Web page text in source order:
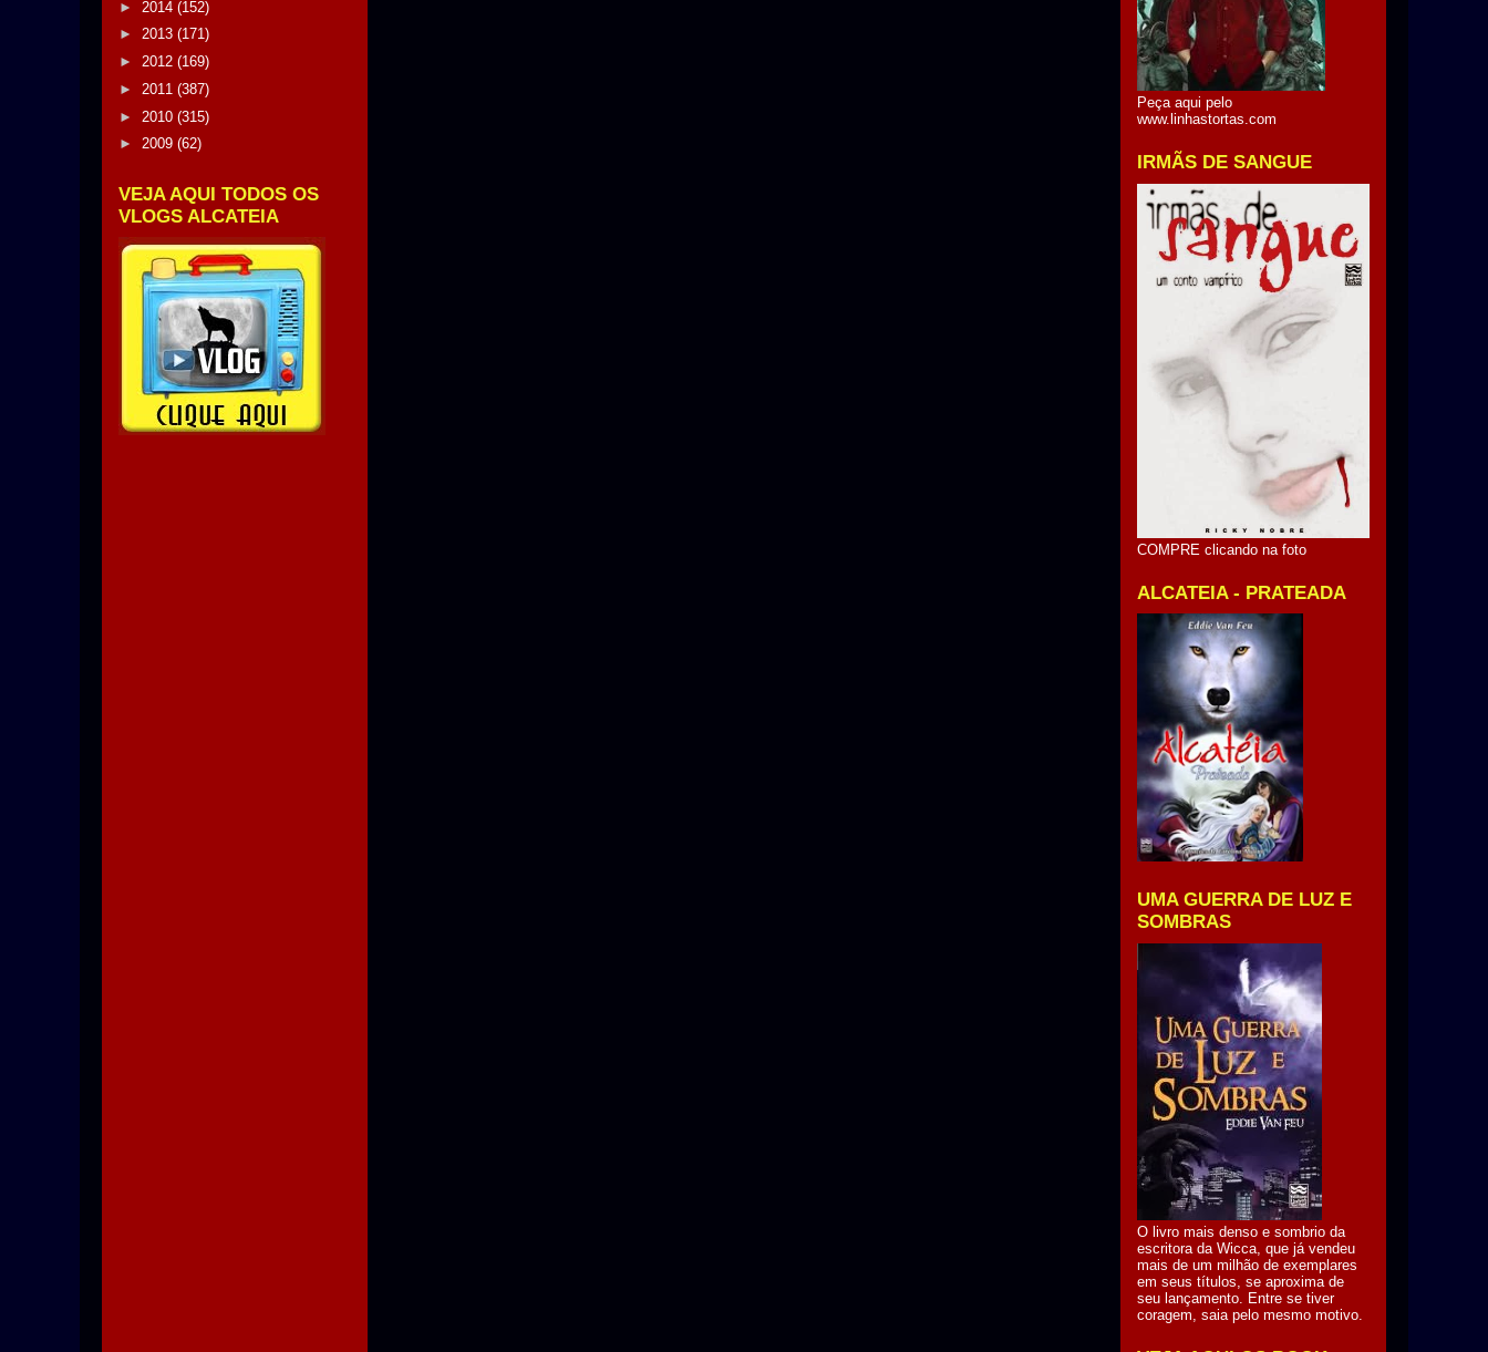
► 2014 (152)
► 2013 (171)
► 2012 (169)
► 2011 (387)
► 2010 (315)
► 2009 (62)
VEJA AQUI TODOS OS
VLOGS ALCATEIA
Peça aqui pelo
www.linhastortas.com
IRMÃS DE SANGUE
COMPRE clicando na foto
ALCATEIA - PRATEADA
UMA GUERRA DE LUZ E
SOMBRAS
O livro mais denso e sombrio da
escritora da Wicca, que já vendeu
mais de um milhão de exemplares
em seus títulos, se aproxima de
seu lançamento. Entre se tiver
coragem, saia pelo mesmo motivo.